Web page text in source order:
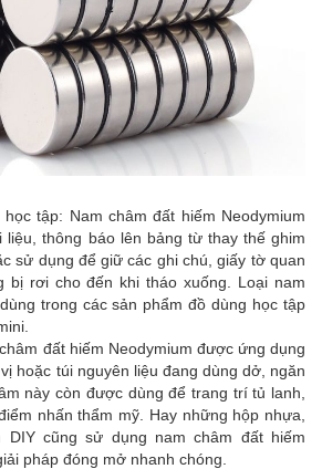
tập: Nam châm đất hiếm Neodymium
thông báo lên bảng từ thay thế ghim
sử dụng để giữ các ghi chú, giấy tờ quan
bị rơi cho đến khi tháo xuống. Loại nam
trong các sản phẩm đồ dùng học tập
đất hiếm Neodymium được ứng dụng
hoặc túi nguyên liệu đang dùng dở, ngăn
này còn được dùng để trang trí tủ lanh,
nhấn thẩm mỹ. Hay những hộp nhựa,
DIY cũng sử dụng nam châm đất hiếm
pháp đóng mở nhanh chóng.